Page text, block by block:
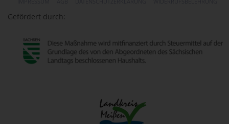
Gefördert durch: